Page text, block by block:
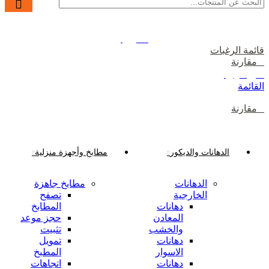
قائمة الرغبات
مقارنة
القائمة
مقارنة
الدهانات والديكور
الدهانات
الخارجية
دهانات
المعادن
والخشب
دهانات
الاسوار
دهانات
مطابخ وأجهزة منزلية
مطابخ جاهزة
تصفح
المطابخ
حجز موعد
تثبيت
تمويل
المطبخ
اتجاهات